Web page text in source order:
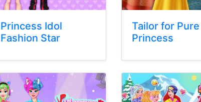
Princess Idol
Fashion Star
Tailor for Pure
Princess